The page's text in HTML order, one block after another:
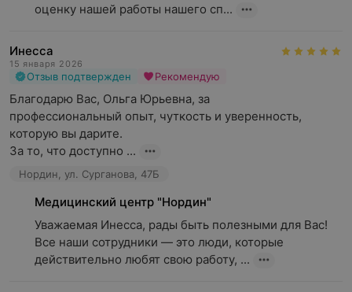
оценку нашей работы нашего сп...
Инесса
15 января 2026
Отзыв подтвержден Рекомендую
Благодарю Вас, Ольга Юрьевна, за
профессиональный опыт, чуткость и уверенность,
которую вы дарите.
За то, что доступно ...
Нордин, ул. Сурганова, 47Б
Медицинский центр "Нордин"
Уважаемая Инесса, рады быть полезными для Вас!
Все наши сотрудники — это люди, которые
действительно любят свою работу, ...